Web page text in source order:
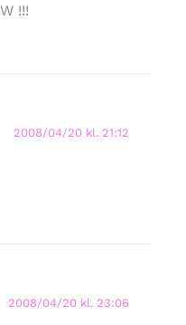
!!!
2008/04/20 kl. 21:12
2008/04/20 kl. 23:06